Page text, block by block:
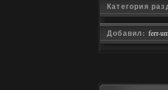
Категория
Добавил: ferr-